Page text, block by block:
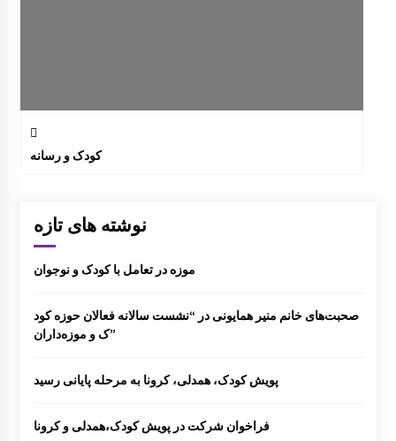
کودک و رسانه
نوشته های تازه
موزه در تعامل با کودک و نوجوان
صحبت‌های خانم منیر همایونی در “نشست سالانه فعالان حوزه کود
ک و موزه‌داران”
پویش کودک، همدلی، کرونا به مرحله پایانی رسید
فراخوان شرکت در پویش کودک،همدلی و کرونا